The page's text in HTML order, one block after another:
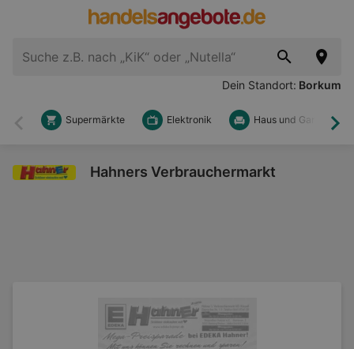
Dein Standort: Borkum
Zurück
Supermärkte Elektronik Haus und Garten
Hahners Verbrauchermarkt